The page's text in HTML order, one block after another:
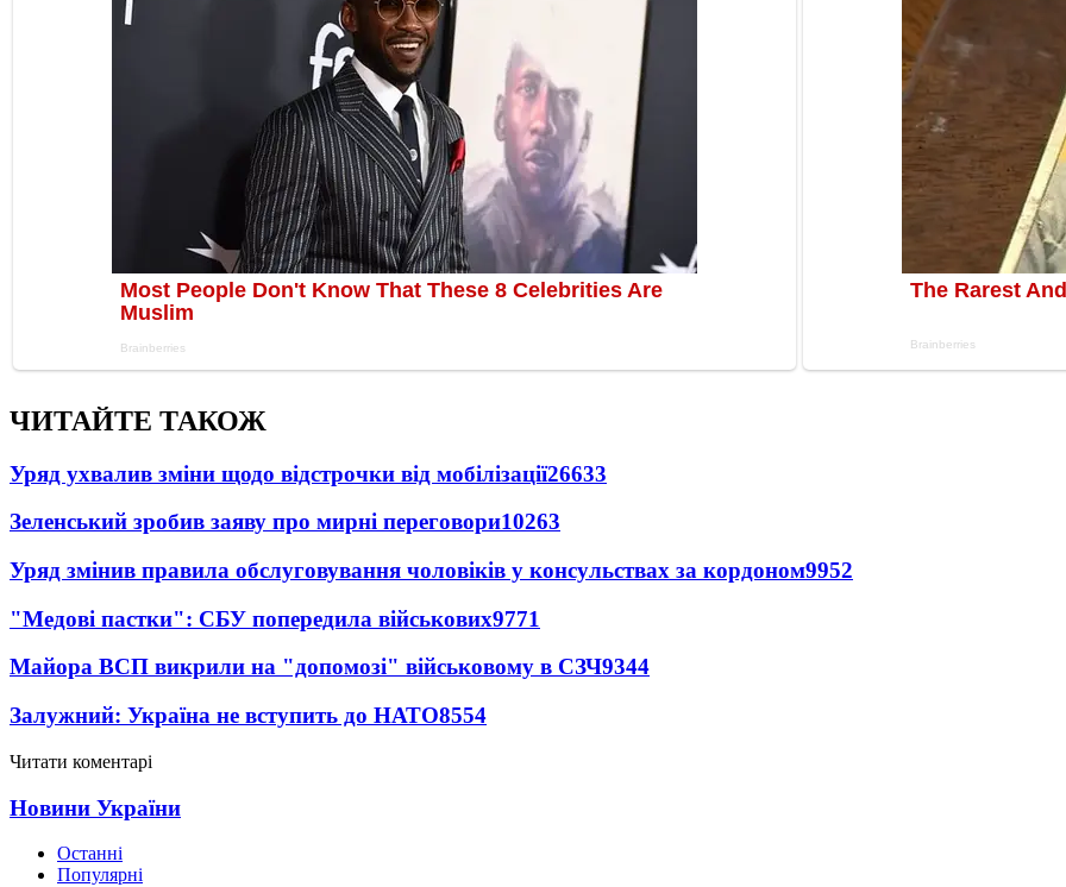
ЧИТАЙТЕ ТАКОЖ
Уряд ухвалив зміни щодо відстрочки від мобілізації26633
Зеленський зробив заяву про мирні переговори10263
Уряд змінив правила обслуговування чоловіків у консульствах за кордоном9952
"Медові пастки": СБУ попередила військових9771
Майора ВСП викрили на "допомозі" військовому в СЗЧ9344
Залужний: Україна не вступить до НАТО8554
Читати коментарі
Новини України
Останні
Популярні